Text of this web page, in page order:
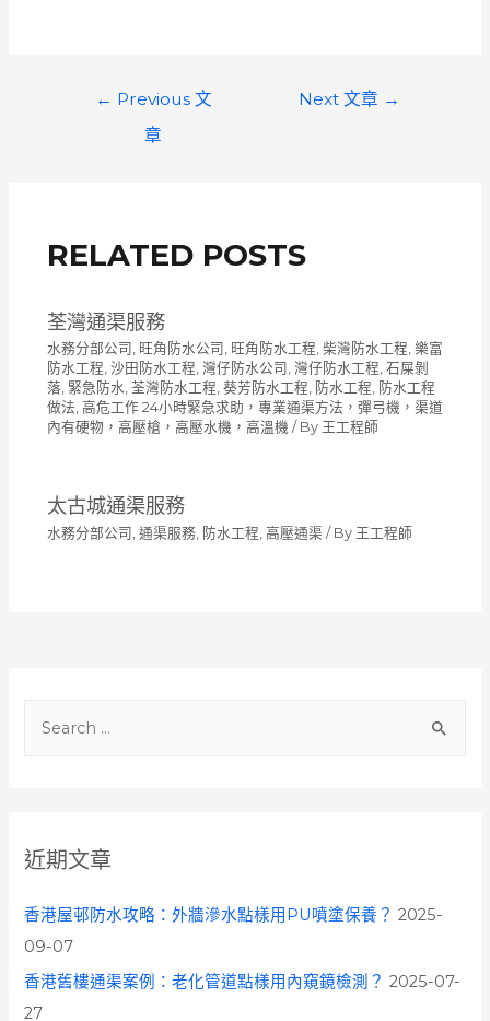
h
f
o
近期文章
香港屋邨防水攻略：外牆滲水點樣用PU噴塗保養？ 2025-
09-07
香港舊樓通渠案例：老化管道點樣用內窺鏡檢測？ 2025-07-
27
← Previous 文
章
Next 文章 →
RELATED POSTS
荃灣通渠服務
水務分部公司 , 旺角防水公司 , 旺角防水工程, 柴灣防水工程, 樂富
防水工程, 沙田防水工程, 灣仔防水公司 , 灣仔防水工程, 石屎剝
落, 緊急防水, 荃灣防水工程, 葵芳防水工程, 防水工程, 防水工程
做法, 高危工作 24小時緊急求助，專業通渠方法，彈弓機，渠道
內有硬物，高壓槍，高壓水機，高溫機 / By 王工程師
太古城通渠服務
水務分部公司 通渠服務 防水工程 高壓通渠 / By 王工程師